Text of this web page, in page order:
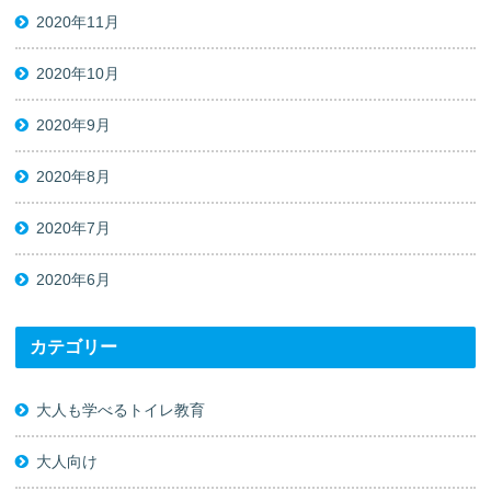
2020年11月
2020年10月
2020年9月
2020年8月
2020年7月
2020年6月
カテゴリー
大人も学べるトイレ教育
大人向け